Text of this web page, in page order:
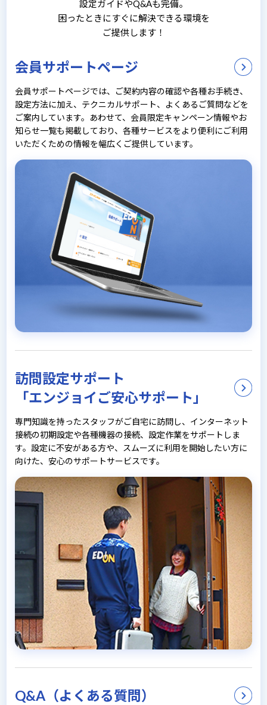
設定ガイドやQ&Aも完備。
困ったときにすぐに解決できる環境を
ご提供します！
会員サポートページ
会員サポートページでは、ご契約内容の確認や各種お手続き、
設定方法に加え、テクニカルサポート、よくあるご質問などを
ご案内しています。あわせて、会員限定キャンペーン情報やお
知らせ一覧も掲載しており、各種サービスをより便利にご利用
いただくための情報を幅広くご提供しています。
訪問設定サポート
「エンジョイご安心サポート」
専門知識を持ったスタッフがご自宅に訪問し、インターネット
接続の初期設定や各種機器の接続、設定作業をサポートしま
す。設定に不安がある方や、スムーズに利用を開始したい方に
向けた、安心のサポートサービスです。
Q&A（よくある質問）